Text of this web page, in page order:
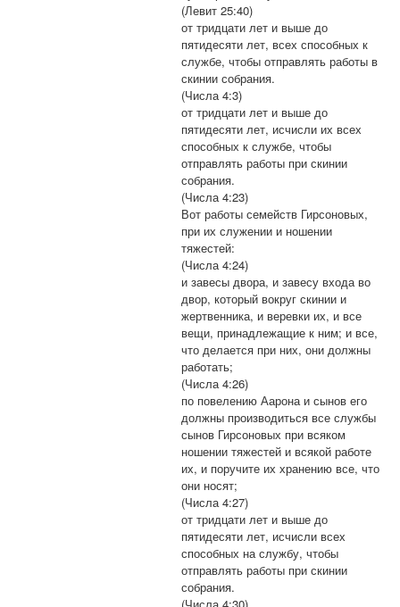
(Левит 25:40)
от тридцати лет и выше до
пятидесяти лет, всех способных к
службе, чтобы отправлять работы в
скинии собрания.
(Числа 4:3)
от тридцати лет и выше до
пятидесяти лет, исчисли их всех
способных к службе, чтобы
отправлять работы при скинии
собрания.
(Числа 4:23)
Вот работы семейств Гирсоновых,
при их служении и ношении
тяжестей:
(Числа 4:24)
и завесы двора, и завесу входа во
двор, который вокруг скинии и
жертвенника, и веревки их, и все
вещи, принадлежащие к ним; и все,
что делается при них, они должны
работать;
(Числа 4:26)
по повелению Аарона и сынов его
должны производиться все службы
сынов Гирсоновых при всяком
ношении тяжестей и всякой работе
их, и поручите их хранению все, что
они носят;
(Числа 4:27)
от тридцати лет и выше до
пятидесяти лет, исчисли всех
способных на службу, чтобы
отправлять работы при скинии
собрания.